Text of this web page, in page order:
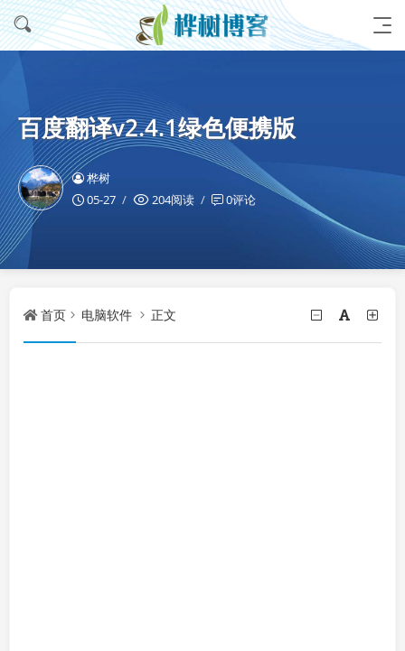
百度翻译v2.4.1绿色便携版
桦树
05-27
204阅读 0评论
首页 电脑软件 正文